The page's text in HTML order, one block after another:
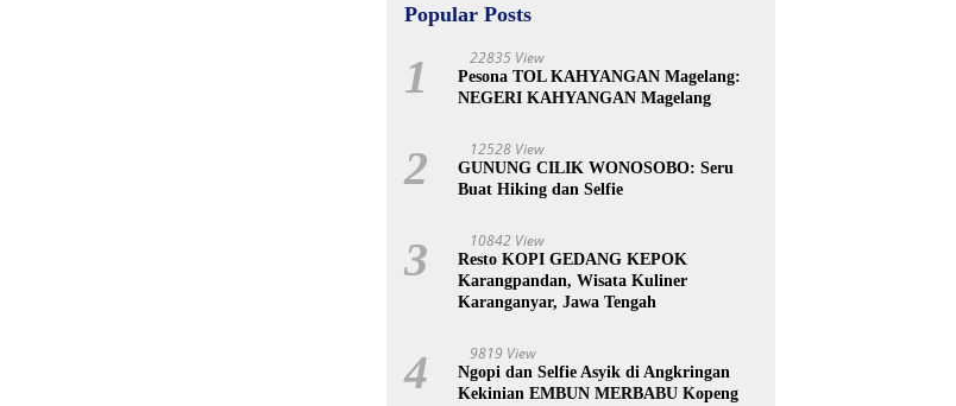
Popular Posts
1 22835 View
Pesona TOL KAHYANGAN Magelang:
NEGERI KAHYANGAN Magelang
2 12528 View
GUNUNG CILIK WONOSOBO: Seru
Buat Hiking dan Selfie
3 10842 View
Resto KOPI GEDANG KEPOK
Karangpandan, Wisata Kuliner
Karanganyar, Jawa Tengah
4 9819 View
Ngopi dan Selfie Asyik di Angkringan
Kekinian EMBUN MERBABU Kopeng